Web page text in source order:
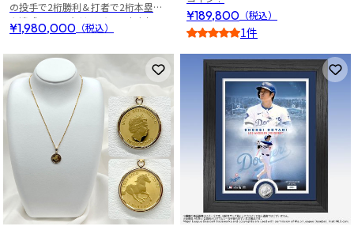
の投手で2桁勝利＆打者で2桁本塁打
を達成、2024年はメジャー史上初
「50本塁打50盗塁」達成！さらに2
¥1,980,000 （税込）
¥189,800 （税込）
1件
お気に入りに登録 お